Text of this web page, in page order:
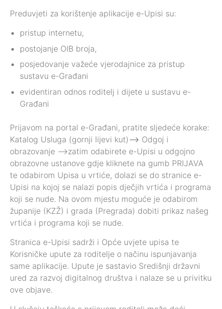
Preduvjeti za korištenje aplikacije e-Upisi su:
pristup internetu,
postojanje OIB broja,
posjedovanje važeće vjerodajnice za pristup
sustavu e-Građani
evidentiran odnos roditelj i dijete u sustavu e-
Građani
Prijavom na portal e-Građani, pratite sljedeće korake:
Katalog Usluga (gornji lijevi kut) —-> Odgoj i
obrazovanje —–>zatim odabirete e-Upisi u odgojno
obrazovne ustanove gdje kliknete na gumb PRIJAVA
te odabirom Upisa u vrtiće, dolazi se do stranice e-
Upisi na kojoj se nalazi popis dječjih vrtića i programa
koji se nude. Na ovom mjestu moguće je odabirom
županije (KZŽ) i grada (Pregrada) dobiti prikaz našeg
vrtića i programa koji se nude.
Stranica e-Upisi sadrži i Opće uvjete upisa te
Korisničke upute za roditelje o načinu ispunjavanja
same aplikacije. Upute je sastavio Središnji državni
ured za razvoj digitalnog društva i nalaze se u privitku
ove objave.